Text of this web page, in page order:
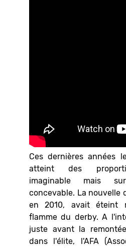
Ces dernières années
atteint des
imaginable mais
concevable. La nouvelle
en 2010, avait éteint
flamme du derby. A
juste avant la
dans l'élite, l'AFA